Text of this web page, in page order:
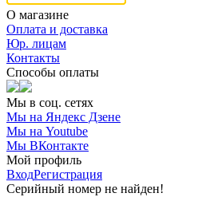
О магазине
Оплата и доставка
Юр. лицам
Контакты
Способы оплаты
Мы в соц. сетях
Мы на Яндекс Дзене
Мы на Youtube
Мы ВКонтакте
Мой профиль
ВходРегистрация
Серийный номер не найден!